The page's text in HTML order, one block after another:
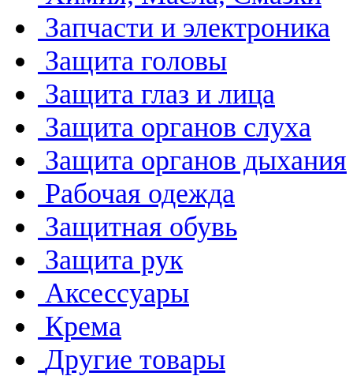
Запчасти и электроника
Защита головы
Защита глаз и лица
Защита органов слуха
Защита органов дыхания
Рабочая одежда
Защитная обувь
Защита рук
Аксессуары
Крема
Другие товары